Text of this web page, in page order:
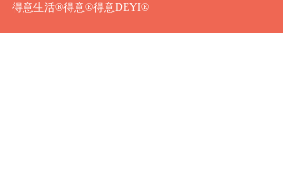
得意生活®得意®得意DEYI®